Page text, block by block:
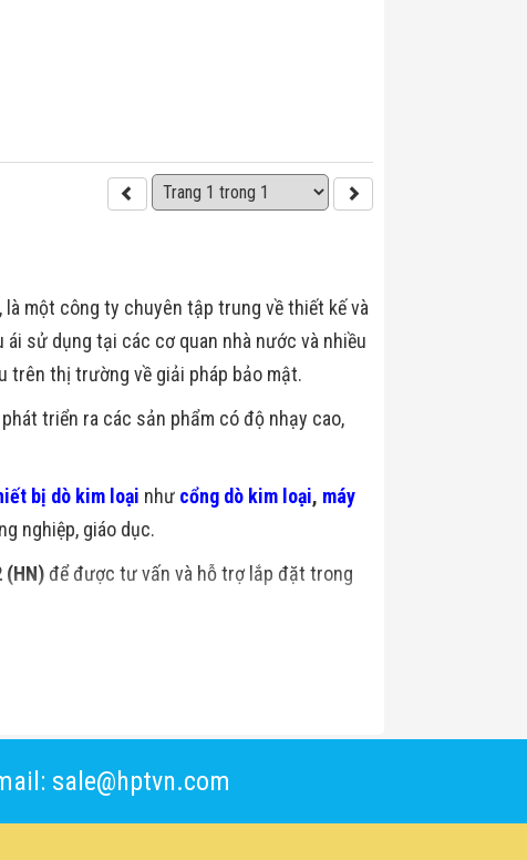
là một công ty chuyên tập trung về thiết kế và
sử dụng tại các cơ quan nhà nước và nhiều
trên thị trường về giải pháp bảo mật.
triển ra các sản phẩm có độ nhạy cao,
bị dò kim loại như cổng dò kim loại, máy
nghiệp, giáo dục.
(HN)để được tư vấn và hỗ trợ lắp đặt trong
sale@hptvn.com